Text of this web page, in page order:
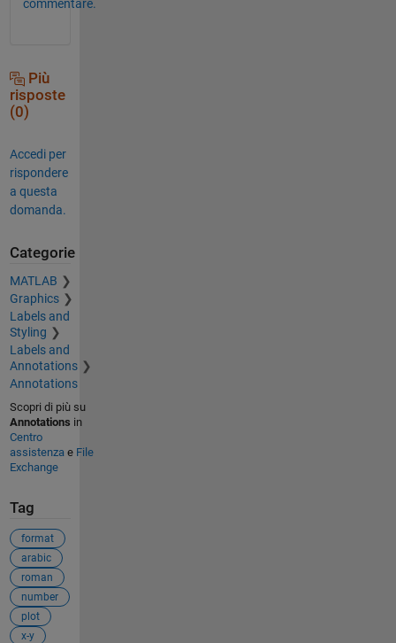
commentare.
Più
risposte
(0)
Accedi per
rispondere
a questa
domanda.
Categorie
MATLAB
Graphics
Labels and
Styling
Labels and
Annotations
Annotations
Scopri di più su
Annotations in
Centro
assistenzae File
Exchange
Tag
format
arabic
roman
number
plot
x-y